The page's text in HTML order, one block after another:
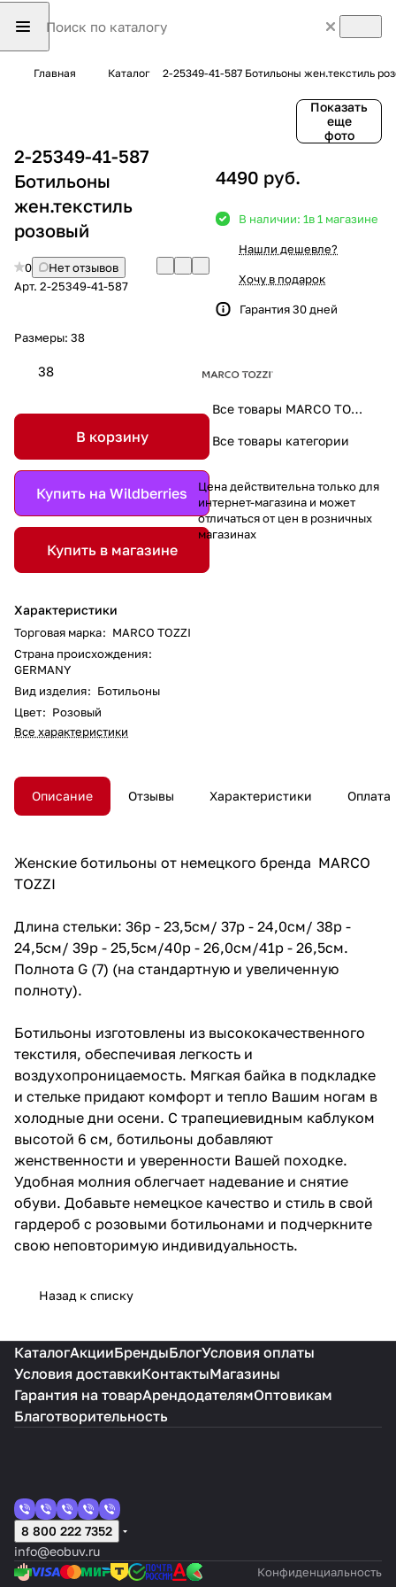
Главная Каталог 2-25349-41-587 Ботильоны жен.текстиль
Показать
еще
фото
2-25349-41-587
Ботильоны
жен.текстиль
розовый
0
Нет отзывов
Арт. 2-25349-41-587
Размеры: 38
38
В корзину
Купить на Wildberries
Купить в магазине
Характеристики
Торговая марка: MARCO TOZZI
Страна происхождения:
GERMANY
Вид изделия: Ботильоны
Цвет: Розовый
Все характеристики
4490 руб.
В наличии: 1в 1 магазине
Нашли дешевле?
Хочу в подарок
Гарантия 30 дней
Все товары MARCO TOZZI
Все товары категории
Цена действительна только для
интернет-магазина и может
отличаться от цен в розничных
магазинах
Описание Отзывы Характеристики Оплата
Женские ботильоны от немецкого бренда MARCO
TOZZI
Длина стельки: 36р - 23,5см/ 37р - 24,0см/ 38р -
24,5см/ 39р - 25,5см/40р - 26,0см/41р - 26,5см.
Полнота G (7) (на стандартную и увеличенную
полноту).
Ботильоны изготовлены из высококачественного
текстиля, обеспечивая легкость и
воздухопроницаемость. Мягкая байка в подкладке
и стельке придают комфорт и тепло Вашим ногам в
холодные дни осени. С трапециевидным каблуком
высотой 6 см, ботильоны добавляют
женственности и уверенности Вашей походке.
Удобная молния облегчает надевание и снятие
обуви. Добавьте немецкое качество и стиль в свой
гардероб с розовыми ботильонами и подчеркните
свою неповторимую индивидуальность.
Назад к списку
КаталогАкцииБрендыБлогУсловия оплаты
Условия доставкиКонтактыМагазины
Гарантия на товарАрендодателямОптовикам
Благотворительность
8 800 222 7352
info@eobuv.ru
Конфиденциальность